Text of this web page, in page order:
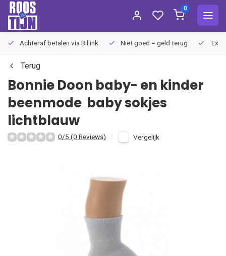
0
Achteraf betalen via Billink Niet goed = geld terug
Terug
Bonnie Doon baby- en kinder
beenmode baby sokjes
lichtblauw
0/5 (0 Reviews) Vergelijk